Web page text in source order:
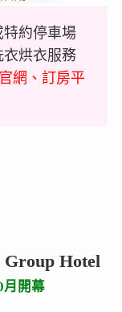
約停車場
烘衣服務
網、訂房平
Hotel
月開幕